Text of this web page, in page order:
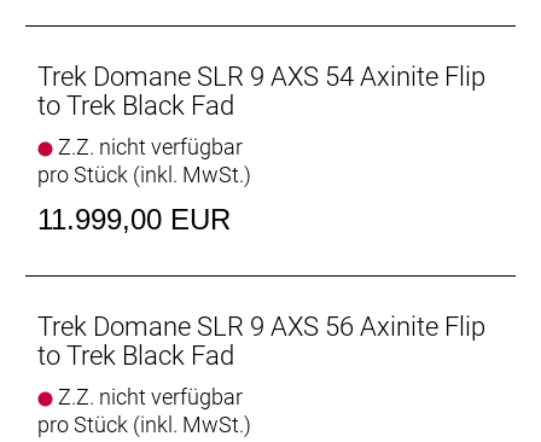
- Das vibrationsdämpfende IsoSpeed und die
Reifenfreiheit von bis zu 38 mm helfen, ermüdende
komfortableres Fahrgefühl zu entschärfen.
- Ein praktisches internes Staufach bietet
vielseitigen Platz zur Unterbringung von Werkzeug
und Ausrüstung, während sich am Oberrohr eine
einfache Überwachung deiner Leistungsdaten.
Das nochmals verfeinerte IsoSpeed schluckt
ermüdende Fahrbahnunebenheiten und spart
Trek Domane SLR 9 AXS 54 Axinite Flip
to Trek Black Fad
Z.Z. nicht verfügbar
pro Stück (inkl. MwSt.)
11.999,00 EUR
Trek Domane SLR 9 AXS 56 Axinite Flip
to Trek Black Fad
Z.Z. nicht verfügbar
pro Stück (inkl. MwSt.)